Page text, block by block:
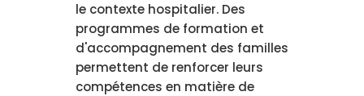
le contexte hospitalier. Des
programmes de formation et
d'accompagnement des familles
permettent de renforcer leurs
compétences en matière de